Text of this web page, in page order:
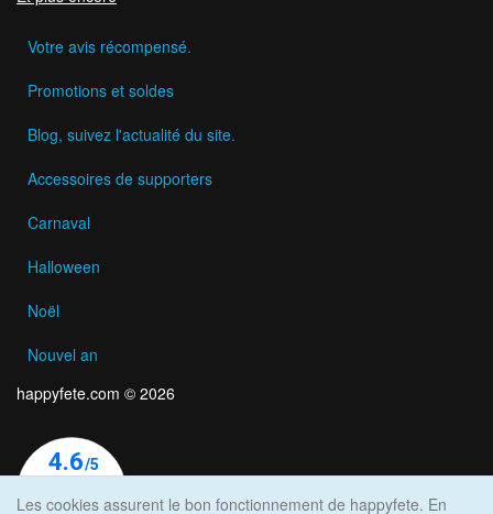
Votre avis récompensé.
Promotions et soldes
Blog, suivez l'actualité du site.
Accessoires de supporters
Carnaval
Halloween
Noël
Nouvel an
happyfete.com © 2026
Les cookies assurent le bon fonctionnement de happyfete. En